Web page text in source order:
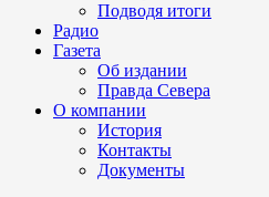
Подводя итоги
Радио
Газета
Об издании
Правда Севера
О компании
История
Контакты
Документы